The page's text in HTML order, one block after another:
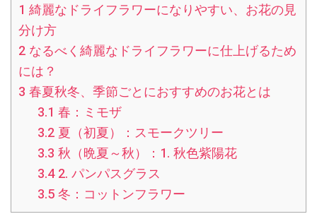
1 綺麗なドライフラワーになりやすい、お花の見
分け方
2なるべく綺麗なドライフラワーに仕上げるため
には？
3 春夏秋冬、季節ごとにおすすめのお花とは
3.1 春：ミモザ
3.2夏（初夏）：スモークツリー
3.3 秋（晩夏～秋）：1. 秋色紫陽花
3.42. パンパスグラス
3.5冬：コットンフラワー